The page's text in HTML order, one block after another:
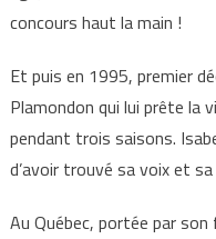
concours haut la main !
Et puis en 1995, premier
Plamondon qui lui prête la
pendant trois saisons.
d’avoir trouvé sa voix et
Au Québec, portée par